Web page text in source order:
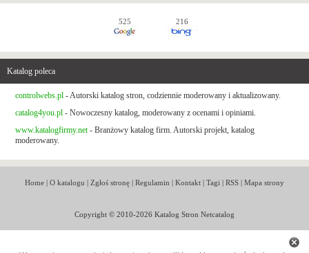
525 216
Katalog poleca
controlwebs.pl - Autorski katalog stron, codziennie moderowany i aktualizowany.
catalog4you.pl - Nowoczesny katalog, moderowany z ocenami i opiniami.
www.katalogfirmy.net - Branżowy katalog firm. Autorski projekt, katalog
moderowany.
Home| O katalogu | Zgłoś stronę| Regulamin | Kontakt| Tagi | RSS| Mapa strony
Copyright © 2010-2026 Katalog Stron Netcatalog